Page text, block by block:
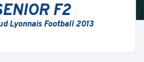
F2
Lyonnais Football 2013